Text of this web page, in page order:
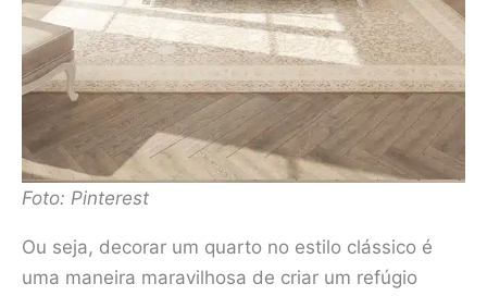
Foto: Pinterest
Ou seja, decorar um quarto no estilo clássico é
uma maneira maravilhosa de criar um refúgio